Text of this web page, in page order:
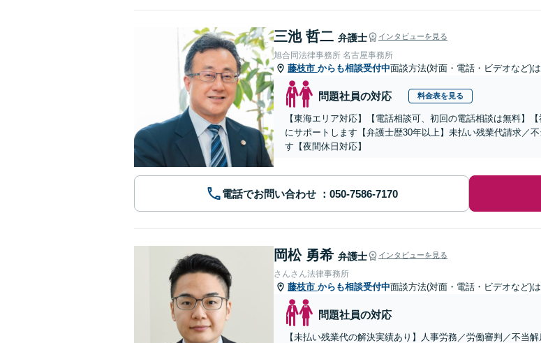
三池 哲二 弁護士 インタビューを見る
旭合同法律事務所 名古屋事務所
藤枝市 からも相談受付中面談方法(対面・電話・ビデオなど)
問題社員の対応 料金表を見る
【東海エリア対応】【電話相談可、初回の電話相談は無料】
にサポートします【弁護士歴30年以上】未払い残業代請求／
す【夜間休日対応】
電話でお問い合わせ
岡松 勇希 弁護士 インタビューを見る
さんさん法律事務所
藤枝市 からも相談受付中面談方法(対面・電話・ビデオなど)
問題社員の対応
【未払い残業代の解決実績あり】人事労務／労働審判／不当